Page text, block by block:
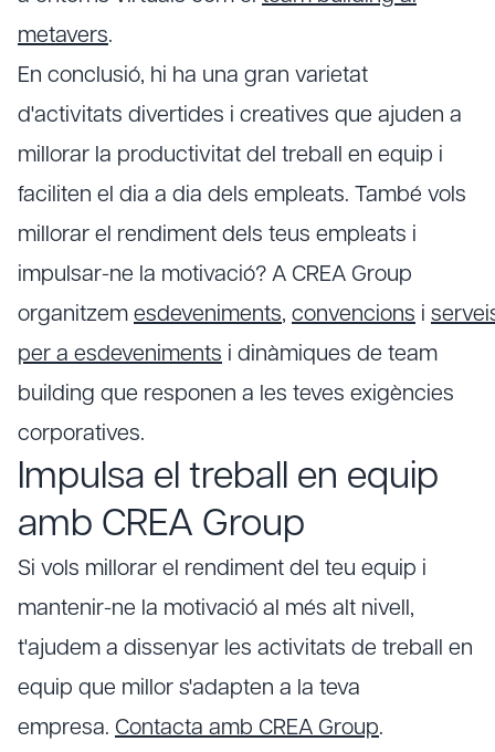
metavers.
En conclusió, hi ha una gran varietat
d'activitats divertides i creatives que ajuden a
millorar la productivitat del treball en equip i
faciliten el dia a dia dels empleats. També vols
millorar el rendiment dels teus empleats i
impulsar-ne la motivació? A CREA Group
organitzem esdeveniments, convencions i
per a esdeveniments i dinàmiques de team
building que responen a les teves exigències
corporatives.
Impulsa el treball en equip
amb CREA Group
Si vols millorar el rendiment del teu equip i
mantenir-ne la motivació al més alt nivell,
t'ajudem a dissenyar les activitats de treball en
equip que millor s'adapten a la teva
empresa. Contacta amb CREA Group.